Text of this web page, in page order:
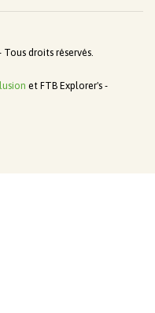
droits réservés.
et FTB Explorer's -